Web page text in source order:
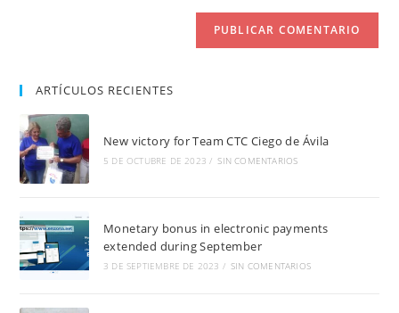
ARTÍCULOS RECIENTES
New victory for Team CTC Ciego de Ávila
5 DE OCTUBRE DE 2023 / SIN COMENTARIOS
Monetary bonus in electronic payments
extended during September
3 DE SEPTIEMBRE DE 2023 / SIN COMENTARIOS